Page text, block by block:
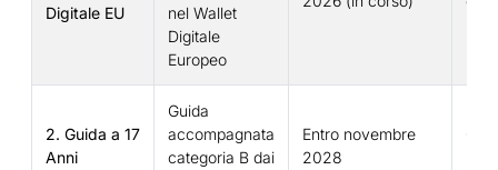
Digitale EU
nel Wallet
Digitale
Europeo
2. Guida a 17
Anni
Guida
accompagnata
categoria B dai
Entro novembre
2028